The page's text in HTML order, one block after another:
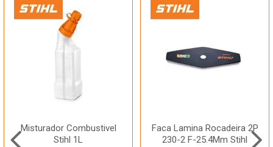
Misturador Combustivel
Stihl 1L
Faca Lamina Rocadeira 2P
230-2 F-25.4Mm Stihl